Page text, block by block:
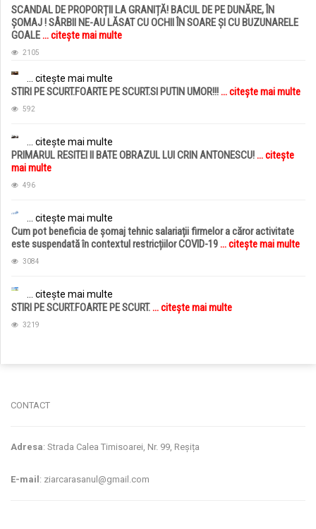
SCANDAL DE PROPORȚII LA GRANIȚĂ! BACUL DE PE DUNĂRE, ÎN
ȘOMAJ ! SÂRBII NE-AU LĂSAT CU OCHII ÎN SOARE ȘI CU BUZUNARELE
GOALE... citește mai multe
2105
... citește mai multe
STIRI PE SCURT.FOARTE PE SCURT.SI PUTIN UMOR!!!... citește mai multe
592
... citește mai multe
PRIMARUL RESITEI II BATE OBRAZUL LUI CRIN ANTONESCU!... citește
mai multe
496
... citește mai multe
Cum pot beneficia de șomaj tehnic salariații firmelor a căror activitate
este suspendată în contextul restricțiilor COVID-19... citește mai multe
3084
... citește mai multe
STIRI PE SCURT.FOARTE PE SCURT.... citește mai multe
3219
CONTACT
Adresa: Strada Calea Timisoarei, Nr. 99, Reșița
E-mail : ziarcarasanul@gmail.com